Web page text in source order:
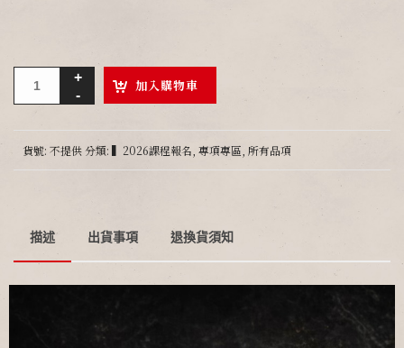
加入購物車
貨號: 不提供分類: ▍2026課程報名 專項專區 所有品項
描述 出貨事項 退換貨須知